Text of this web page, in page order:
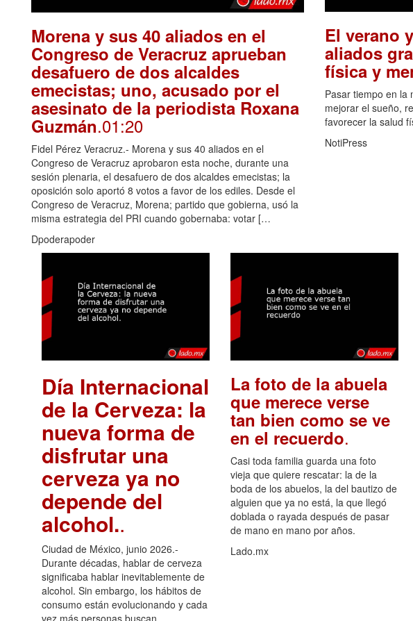
Morena y sus 40 aliados en el
Congreso de Veracruz aprueban
desafuero de dos alcaldes
emecistas; uno, acusado por el
asesinato de la periodista Roxana
Guzmán.01:20
Fidel Pérez Veracruz.- Morena y sus 40 aliados en el
Congreso de Veracruz aprobaron esta noche, durante una
sesión plenaria, el desafuero de dos alcaldes emecistas; la
oposición solo aportó 8 votos a favor de los ediles. Desde el
Congreso de Veracruz, Morena; partido que gobierna, usó la
misma estrategia del PRI cuando gobernaba: votar […
Dpoderapoder
El verano
aliados
física y
Pasar tiempo en la
mejorar el sueño,
favorecer la salud
NotiPress
Día Internacional
de la Cerveza: la
nueva forma de
disfrutar una
cerveza ya no
depende del
alcohol..
Ciudad de México, junio 2026.-
Durante décadas, hablar de cerveza
significaba hablar inevitablemente de
alcohol. Sin embargo, los hábitos de
consumo están evolucionando y cada
La foto de la abuela
que merece verse
tan bien como se ve
en el recuerdo.
Casi toda familia guarda una foto
vieja que quiere rescatar: la de la
boda de los abuelos, la del bautizo de
alguien que ya no está, la que llegó
doblada o rayada después de pasar
de mano en mano por años.
Lado.mx